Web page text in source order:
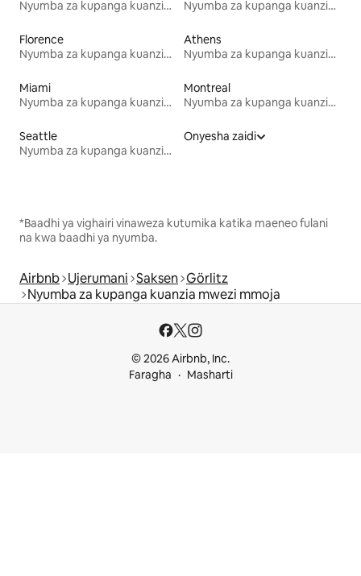
Nyumba za kupanga kuanzia mwezi mmoja
Nyumba za kupanga kuanzia mwezi mmoja
Florence
Nyumba za kupanga kuanzia mwezi mmoja
Athens
Nyumba za kupanga kuanzia mwezi mmoja
Miami
Nyumba za kupanga kuanzia mwezi mmoja
Montreal
Nyumba za kupanga kuanzia mwezi mmoja
Seattle
Nyumba za kupanga kuanzia mwezi mmoja
Onyesha zaidi
*Baadhi ya vighairi vinaweza kutumika katika maeneo fulani
na kwa baadhi ya nyumba.
Airbnb Ujerumani Saksen Görlitz
Nyumba za kupanga kuanzia mwezi mmoja
© 2026 Airbnb, Inc.
Faragha
Masharti